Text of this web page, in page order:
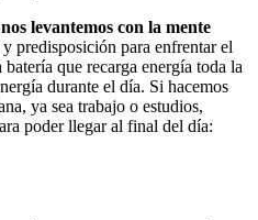
levantemos con la mente
predisposición para enfrentar el
que recarga energía toda la
durante el día. Si hacemos
ya sea trabajo o estudios,
poder llegar al final del día: